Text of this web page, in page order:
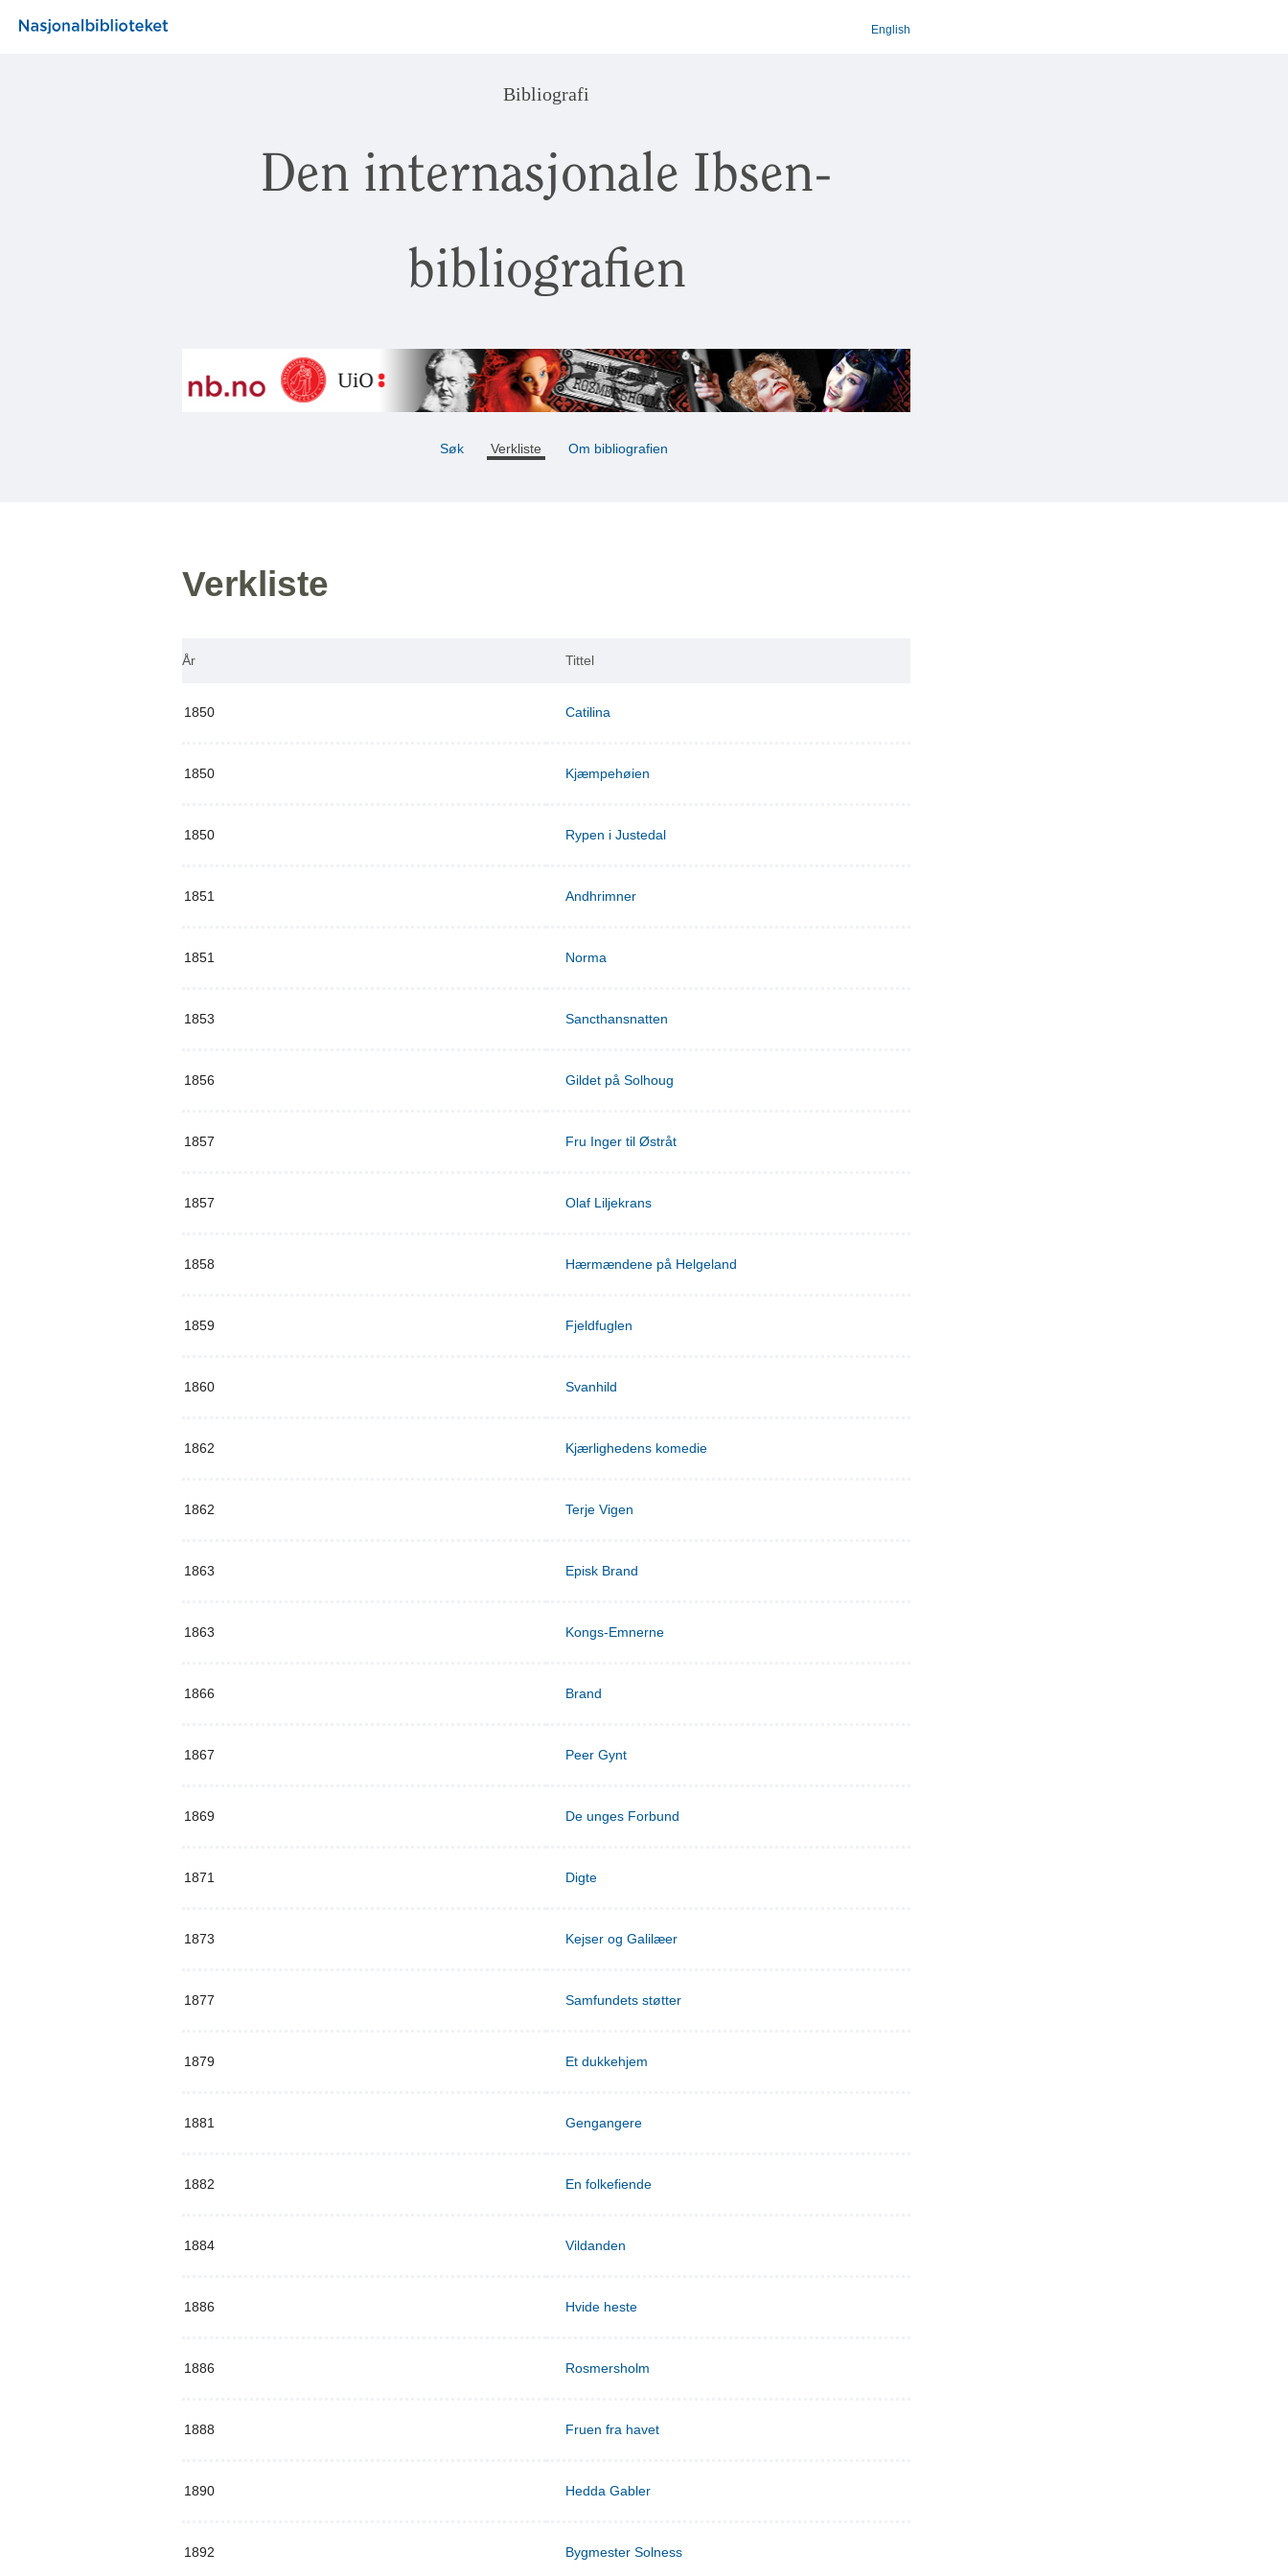
English
Bibliografi
Den internasjonale Ibsen-
bibliografien
Søk Verkliste Om bibliografien
Verkliste
År Tittel
1850 Catilina
1850 Kjæmpehøien
1850 Rypen i Justedal
1851 Andhrimner
1851 Norma
1853 Sancthansnatten
1856 Gildet på Solhoug
1857 Fru Inger til Østråt
1857 Olaf Liljekrans
1858 Hærmændene på Helgeland
1859 Fjeldfuglen
1860 Svanhild
1862 Kjærlighedens komedie
1862 Terje Vigen
1863 Episk Brand
1863 Kongs-Emnerne
1866 Brand
1867 Peer Gynt
1869 De unges Forbund
1871 Digte
1873 Kejser og Galilæer
1877 Samfundets støtter
1879 Et dukkehjem
1881 Gengangere
1882 En folkefiende
1884 Vildanden
1886 Hvide heste
1886 Rosmersholm
1888 Fruen fra havet
1890 Hedda Gabler
1892 Bygmester Solness